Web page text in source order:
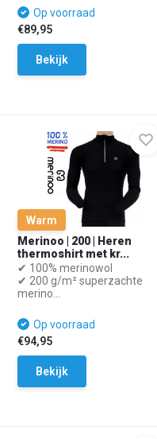
Op voorraad
€89,95
Bekijk
Warm
Merinoo | 200 | Heren
thermoshirt met kr...
✔ 100% merinowol
✔ 200 g/m² superzachte
merino...
Op voorraad
€94,95
Bekijk